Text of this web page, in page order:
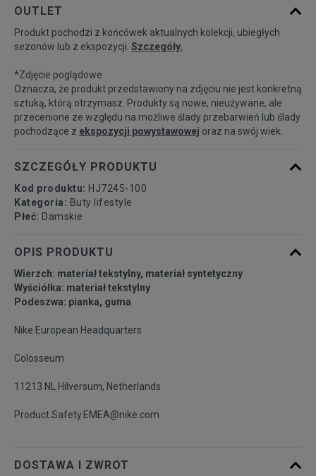
39 25 cm
40 25,5 cm
OUTLET
Produkt pochodzi z końcówek aktualnych kolekcji, ubiegłych
sezonów lub z ekspozycji. Szczegóły.
*Zdjęcie poglądowe
Oznacza, że produkt przedstawiony na zdjęciu nie jest konkretną
sztuką, którą otrzymasz. Produkty są nowe, nieużywane, ale
przecenione ze względu na możliwe ślady przebarwień lub ślady
pochodzące z ekspozycji powystawowej oraz na swój wiek.
SZCZEGÓŁY PRODUKTU
Kod produktu: HJ7245-100
Kategoria: Buty lifestyle
Płeć: Damskie
OPIS PRODUKTU
Wierzch: materiał tekstylny, materiał syntetyczny
Wyściółka: materiał tekstylny
Podeszwa: pianka, guma
Nike European Headquarters
Colosseum
11213 NL Hilversum, Netherlands
Product.Safety.EMEA@nike.com
DOSTAWA I ZWROT